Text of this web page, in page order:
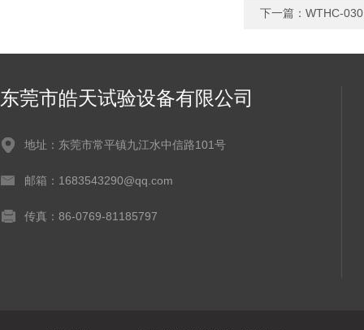
下一篇： WTHC-
东莞市皓天试验设备有限公司
地址：东莞市常平镇九江水中信路101号
邮箱：1683543290@qq.com
传真：86-0769-81185797